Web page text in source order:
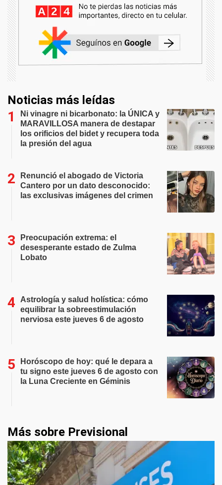
Noticias más leídas
Ni vinagre ni bicarbonato: la ÚNICA y
MARAVILLOSA manera de destapar
los orificios del bidet y recupera toda
la presión del agua
Renunció el abogado de Victoria
Cantero por un dato desconocido:
las exclusivas imágenes del crimen
Preocupación extrema: el
desesperante estado de Zulma
Lobato
Astrología y salud holística: cómo
equilibrar la sobreestimulación
nerviosa este jueves 6 de agosto
Horóscopo de hoy: qué le depara a
tu signo este jueves 6 de agosto con
la Luna Creciente en Géminis
Más sobre Previsional